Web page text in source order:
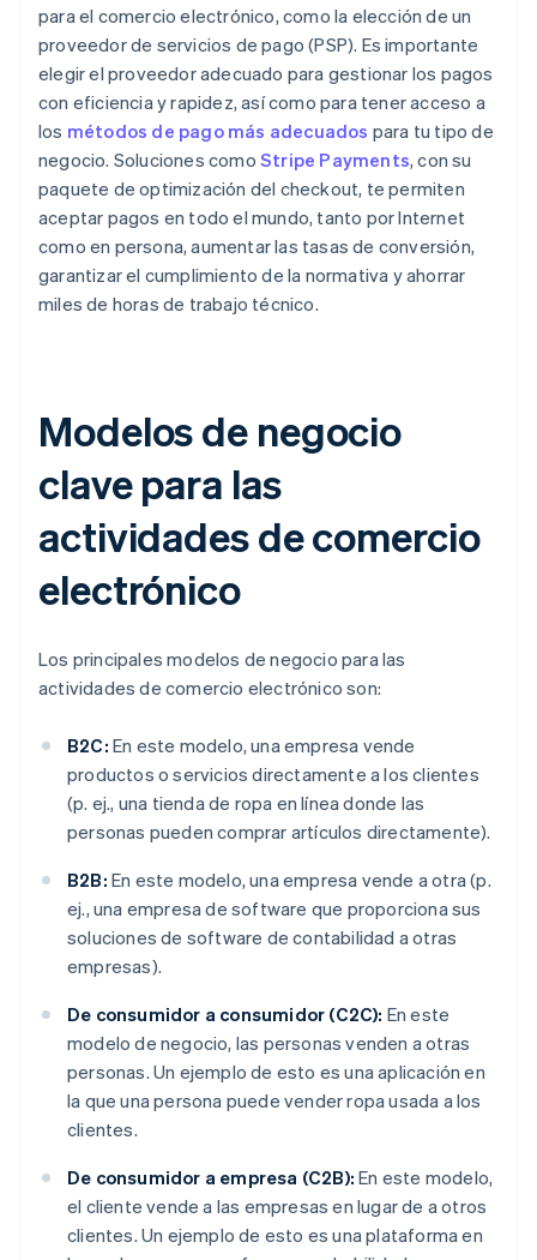
para el comercio electrónico, como la elección de un
proveedor de servicios de pago (PSP). Es importante
elegir el proveedor adecuado para gestionar los pagos
con eficiencia y rapidez, así como para tener acceso a
los métodos de pago más adecuados para tu tipo de
negocio. Soluciones como Stripe Payments, con su
paquete de optimización del checkout, te permiten
aceptar pagos en todo el mundo, tanto por Internet
como en persona, aumentar las tasas de conversión,
garantizar el cumplimiento de la normativa y ahorrar
miles de horas de trabajo técnico.
Modelos de negocio
clave para las
actividades de comercio
electrónico
Los principales modelos de negocio para las
actividades de comercio electrónico son:
B2C: En este modelo, una empresa vende
productos o servicios directamente a los clientes
(p. ej., una tienda de ropa en línea donde las
personas pueden comprar artículos directamente).
B2B: En este modelo, una empresa vende a otra (p.
ej., una empresa de software que proporciona sus
soluciones de software de contabilidad a otras
empresas).
De consumidor a consumidor (C2C): En este
modelo de negocio, las personas venden a otras
personas. Un ejemplo de esto es una aplicación en
la que una persona puede vender ropa usada a los
clientes.
De consumidor a empresa (C2B): En este modelo,
el cliente vende a las empresas en lugar de a otros
clientes. Un ejemplo de esto es una plataforma en